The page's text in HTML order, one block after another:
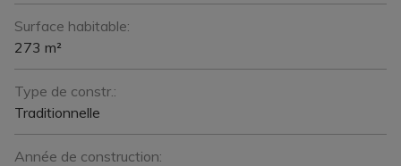
Surface habitable:
273 m²
Type de constr.:
Traditionnelle
Année de construction: